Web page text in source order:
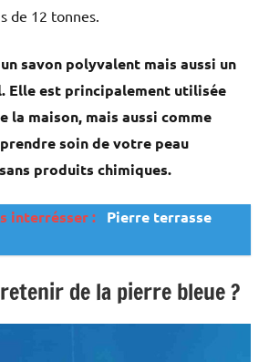
de 12 tonnes.
savon polyvalent mais aussi un
Elle est principalement utilisée
la maison, mais aussi comme
soin de votre peau
produits chimiques.
interrésser :
Pierre terrasse
de la pierre bleue ?